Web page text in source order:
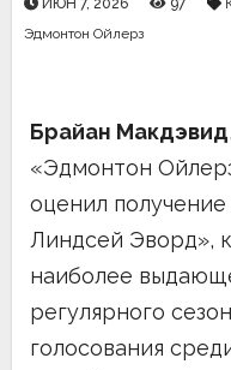
ИЮН 7, 2026 97
Эдмонтон Ойлерз
Брайан Макдэвид
«Эдмонтон
оценил
Линдсей Эворд»,
наиболее
регулярного
голосования